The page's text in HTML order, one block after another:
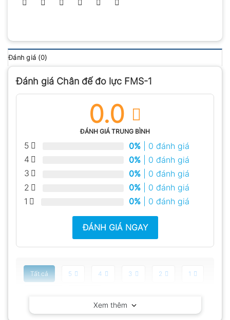
Đánh giá (0)
Đánh giá Chân đế đo lực FMS-1
0.0
ĐÁNH GIÁ TRUNG BÌNH
5 0% | 0 đánh giá
4
0% | 0 đánh giá
3
0% | 0 đánh giá
2
0% | 0 đánh giá
1
0% | 0 đánh giá
ĐÁNH GIÁ NGAY
Tất cả 5 4 3 2 1
Xem thêm